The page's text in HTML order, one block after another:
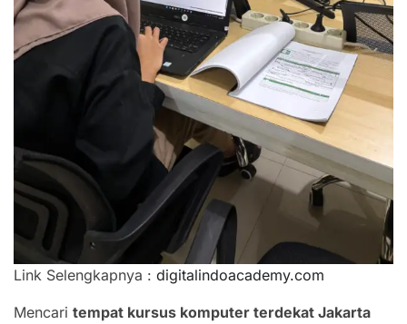
Link Selengkapnya : digitalindoacademy.com
Mencari tempat kursus komputer terdekat Jakarta